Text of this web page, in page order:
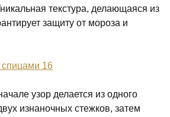
текстура, делающаяся из
защиту от мороза и
узор делается из одного
изнаночных стежков, затем